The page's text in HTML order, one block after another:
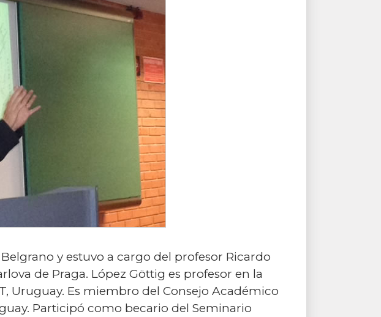
y estuvo a cargo del profesor Ricardo
de Praga. López Göttig es profesor en la
Uruguay. Es miembro del Consejo Académico
Participó como becario del Seminario